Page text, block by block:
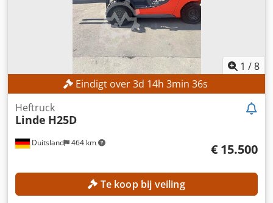
1 /8
Eindigt over3d 14h 3min 33s
Duitsland 464 km
Heftruck
Linde H25D
€ 15.500
Te koop bij veiling